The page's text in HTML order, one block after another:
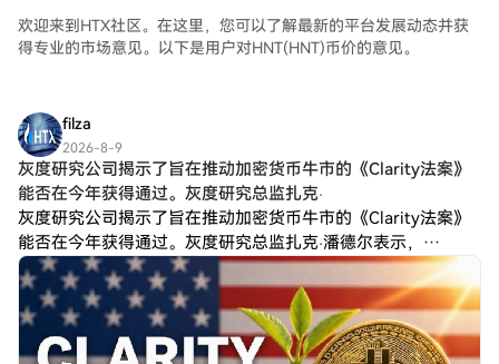
欢迎来到HTX社区。在这里，您可以了解最新的平台发展动态并获
得专业的市场意见。以下是用户对HNT(HNT)币价的意见。
filza
2026-8-9
灰度研究公司揭示了旨在推动加密货币牛市的《Clarity法案》
能否在今年获得通过。灰度研究总监扎克·
灰度研究公司揭示了旨在推动加密货币牛市的《Clarity法案》
能否在今年获得通过。灰度研究总监扎克·潘德尔表示，
《Clarity法案》旨在为美国加密货币市场建立一套全面的监管
框架，但目前看来，该法案今